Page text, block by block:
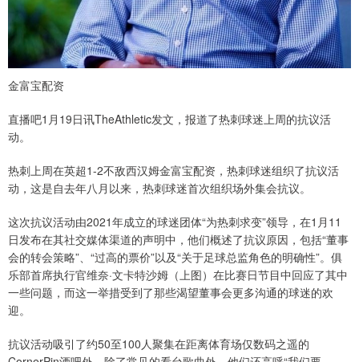
金富宝配资
直播吧1月19日讯TheAthletic发文，报道了热刺球迷上周的抗议活
动。
热刺上周在英超1-2不敌西汉姆金富宝配资，热刺球迷组织了抗议活
动，这是自去年八月以来，热刺球迷首次组织场外集会抗议。
这次抗议活动由2021年成立的球迷团体“为热刺求变”领导，在1月11
日发布在其社交媒体渠道的声明中，他们概述了抗议原因，包括“董事
会的转会策略”、“过高的票价”以及“关于足球总监角色的明确性”。俱
乐部首席执行官维奈·文卡特沙姆（上图）在比赛日节目中回应了其中
一些问题，而这一举措受到了那些渴望董事会更多沟通的球迷的欢
迎。
抗议活动吸引了约50至100人聚集在距离体育场仅数码之遥的